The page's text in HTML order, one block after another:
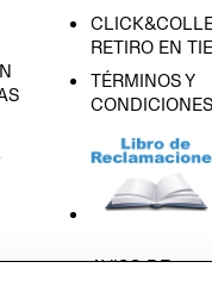
RETIRO EN
TÉRMINOS Y
CONDICIONES
AVISO DE